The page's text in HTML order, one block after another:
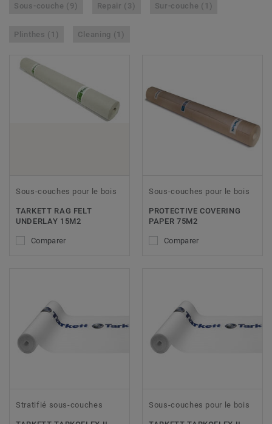
Sous-couche (9) Repair (3) Sur-couche (1)
Plinthes (1) Cleaning (1)
Sous-couches pour le bois
TARKETT RAG FELT
UNDERLAY 15M2
Comparer
Sous-couches pour le bois
PROTECTIVE COVERING
PAPER 75M2
Comparer
Stratifié sous-couches Sous-couches pour le bois